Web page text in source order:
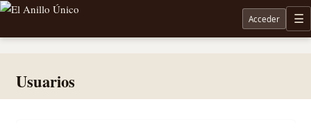
Noticias sobre Tolkien: El Señor de los Anillos, Los Anillos de Poder, La Caza de Gollum, la
Acceder
Usuarios